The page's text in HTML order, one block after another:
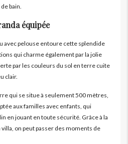
bain.
équipée
avec pelouse entoure cette splendide
qui charme également par la jolie
par les couleurs du sol en terre cuite
clair.
qui se situe à seulement 500 mètres,
aux familles avec enfants, qui
en jouant en toute sécurité. Grâce à la
on peut passer des moments de